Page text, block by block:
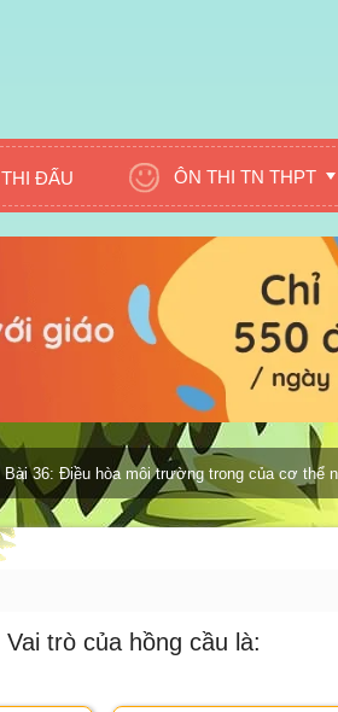
THI ĐẤU ÔN THI TN THPT
Bài 36: Điều hòa môi trường trong của cơ thể
Vai trò của hồng cầu là: